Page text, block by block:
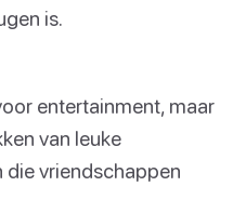
is.
entertainment, maar
van leuke
vriendschappen